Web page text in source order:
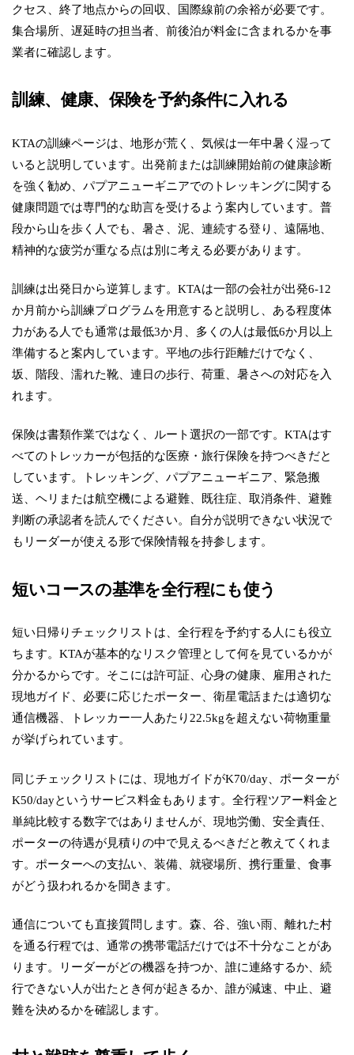
クセス、終了地点からの回収、国際線前の余裕が必要です。
集合場所、遅延時の担当者、前後泊が料金に含まれるかを事
業者に確認します。
訓練、健康、保険を予約条件に入れる
KTAの訓練ページは、地形が荒く、気候は一年中暑く湿って
いると説明しています。出発前または訓練開始前の健康診断
を強く勧め、パプアニューギニアでのトレッキングに関する
健康問題では専門的な助言を受けるよう案内しています。普
段から山を歩く人でも、暑さ、泥、連続する登り、遠隔地、
精神的な疲労が重なる点は別に考える必要があります。
訓練は出発日から逆算します。KTAは一部の会社が出発6-12
か月前から訓練プログラムを用意すると説明し、ある程度体
力がある人でも通常は最低3か月、多くの人は最低6か月以上
準備すると案内しています。平地の歩行距離だけでなく、
坂、階段、濡れた靴、連日の歩行、荷重、暑さへの対応を入
れます。
保険は書類作業ではなく、ルート選択の一部です。KTAはす
べてのトレッカーが包括的な医療・旅行保険を持つべきだと
しています。トレッキング、パプアニューギニア、緊急搬
送、ヘリまたは航空機による避難、既往症、取消条件、避難
判断の承認者を読んでください。自分が説明できない状況で
もリーダーが使える形で保険情報を持参します。
短いコースの基準を全行程にも使う
短い日帰りチェックリストは、全行程を予約する人にも役立
ちます。KTAが基本的なリスク管理として何を見ているかが
分かるからです。そこには許可証、心身の健康、雇用された
現地ガイド、必要に応じたポーター、衛星電話または適切な
通信機器、トレッカー一人あたり22.5kgを超えない荷物重量
が挙げられています。
同じチェックリストには、現地ガイドがK70/day、ポーターが
K50/dayというサービス料金もあります。全行程ツアー料金と
単純比較する数字ではありませんが、現地労働、安全責任、
ポーターの待遇が見積りの中で見えるべきだと教えてくれま
す。ポーターへの支払い、装備、就寝場所、携行重量、食事
がどう扱われるかを聞きます。
通信についても直接質問します。森、谷、強い雨、離れた村
を通る行程では、通常の携帯電話だけでは不十分なことがあ
ります。リーダーがどの機器を持つか、誰に連絡するか、続
行できない人が出たとき何が起きるか、誰が減速、中止、避
難を決めるかを確認します。